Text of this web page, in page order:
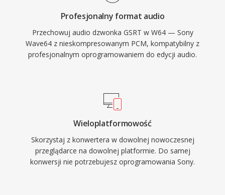
do tworzenia muzyki filmowej, nagrywania
koncertow na zywo i akwizycji danych
naukowych. Sound Forge, Audacity i inne
profesjonalne cyfrowe stacje robocze audio
zapewniaja natywna obsluge W64 do
pracuja z dlugimi materiaalami o wysokiej
wiernosci, W64 oferuje niezawodnosc i
prostote WAV bez frustrujacego ograniczenia
rozmiaru.
Profesjonalny format audio
Przechowuj audio dzwonka GSRT w W64 — Sony
Wave64 z nieskompresowanym PCM, kompatybilny z
profesjonalnym oprogramowaniem do edycji audio.
Wieloplatformowość
Skorzystaj z konwertera w dowolnej nowoczesnej
przeglądarce na dowolnej platformie. Do samej
konwersji nie potrzebujesz oprogramowania Sony.